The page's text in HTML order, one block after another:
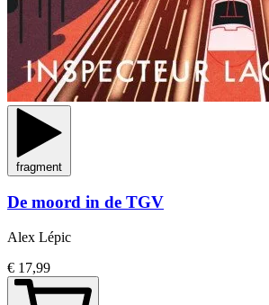
fragment
De moord in de TGV
Alex Lépic
€ 17,99